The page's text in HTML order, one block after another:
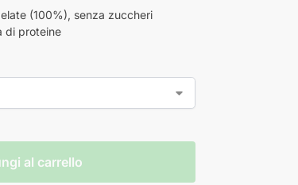
(100%), senza zuccheri
di proteine
al carrello